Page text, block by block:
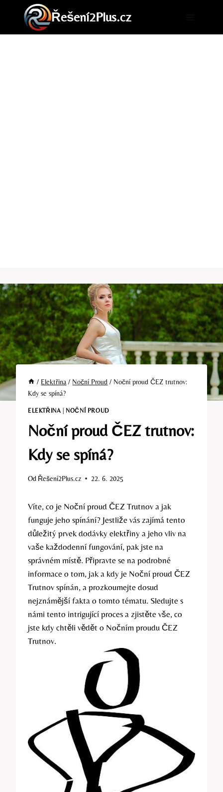
Přeskočit
obsah
Řešení2Plus.cz
/ Elektřina / Noční Proud / Noční proud ČEZ trutnov:
Kdy se spíná?
ELEKTŘINA NOČNÍ PROUD
Noční proud ČEZ trutnov:
Kdy se spíná?
Od Řešení2Plus.cz 22. 6. 2025
Víte, co je Noční proud ČEZ Trutnov a jak
funguje jeho spínání? Jestliže vás zajímá tento
důležitý prvek dodávky elektřiny a jeho vliv na
vaše každodenní fungování, pak jste na
správném místě. Připravte se na podrobné
informace o tom, jak a kdy je Noční proud ČEZ
Trutnov spínán, a prozkoumejte dosud
nejznámější fakta o tomto tématu. Sledujte s
námi tento intrigující proces a zjistěte vše, co
jste kdy chtěli vědět o Nočním proudu ČEZ
Trutnov.